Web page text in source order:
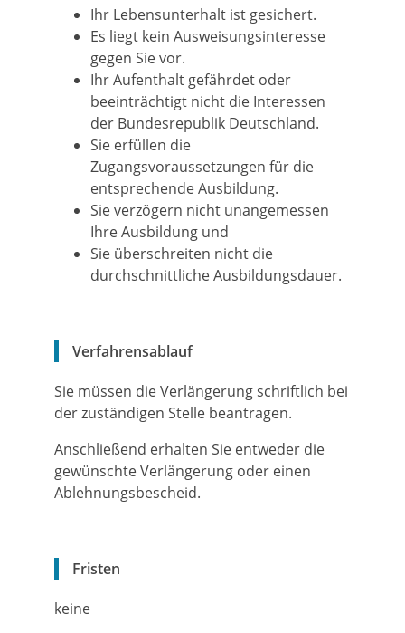
Ihr Lebensunterhalt ist gesichert.
Es liegt kein Ausweisungsinteresse
gegen Sie vor.
Ihr Aufenthalt gefährdet oder
beeinträchtigt nicht die Interessen
der Bundesrepublik Deutschland.
Sie erfüllen die
Zugangsvoraussetzungen für die
entsprechende Ausbildung.
Sie verzögern nicht unangemessen
Ihre Ausbildung und
Sie überschreiten nicht die
durchschnittliche Ausbildungsdauer.
Verfahrensablauf
Sie müssen die Verlängerung schriftlich bei
der zuständigen Stelle beantragen.
Anschließend erhalten Sie entweder die
gewünschte Verlängerung oder einen
Ablehnungsbescheid.
Fristen
keine